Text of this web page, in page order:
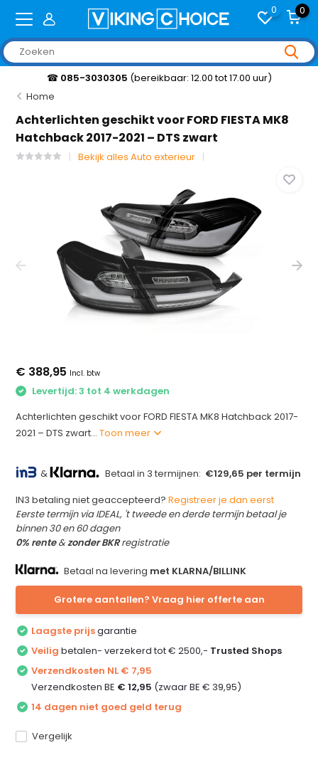
0 0
☎ 085-3030305 (bereikbaar: 12.00 tot 17.00 uur)
Home
Achterlichten geschikt voor FORD FIESTA MK8
Hatchback 2017-2021 – DTS zwart
Bekijk alles Auto exterieur
€ 388,95 Incl. btw
Levertijd: 3 tot 4 werkdagen
Achterlichten geschikt voor FORD FIESTA MK8 Hatchback 2017-
2021 – DTS zwart...Toon meer
& Betaal in 3 termijnen: €129,65 per termijn
IN3 betaling niet geaccepteerd?Registreer je dan eerst
Eerste termijn via IDEAL, 't tweede en derde termijn betaal je
binnen 30 en 60 dagen
0% rente&zonder BKRregistratie
Betaal na levering met KLARNA/BILLINK
Grotere aantallen? Vraag hier offerte aan
Laagste prijsgarantie
Veilig betalen- verzekerd tot € 2500,- Trusted Shops
Verzendkosten NL € 7,95
Verzendkosten BE € 12,95 (zwaar BE € 39,95)
14 dagen niet goed geld terug
Vergelijk